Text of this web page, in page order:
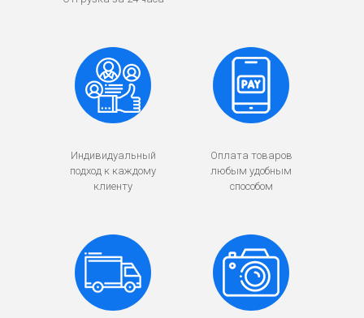
Индивидуальный
подход к каждому
клиенту
Оплата товаров
любым удобным
способом